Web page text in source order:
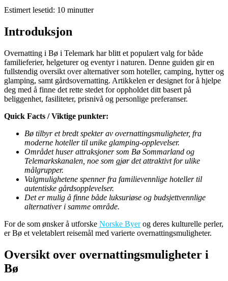
Estimert lesetid: 10 minutter
Introduksjon
Overnatting i Bø i Telemark har blitt et populært valg for både
familieferier, helgeturer og eventyr i naturen. Denne guiden gir en
fullstendig oversikt over alternativer som hoteller, camping, hytter og
glamping, samt gårdsovernatting. Artikkelen er designet for å hjelpe
deg med å finne det rette stedet for oppholdet ditt basert på
beliggenhet, fasiliteter, prisnivå og personlige preferanser.
Quick Facts / Viktige punkter:
Bø tilbyr et bredt spekter av overnattingsmuligheter, fra
moderne hoteller til unike glamping-opplevelser.
Området huser attraksjoner som Bø Sommarland og
Telemarkskanalen, noe som gjør det attraktivt for ulike
målgrupper.
Valgmulighetene spenner fra familievennlige hoteller til
autentiske gårdsopplevelser.
Det er mulig å finne både luksuriøse og budsjettvennlige
alternativer i samme område.
For de som ønsker å utforske Norske Byerog deres kulturelle perler,
er Bø et veletablert reisemål med varierte overnattingsmuligheter.
Oversikt over overnattingsmuligheter i
Bø